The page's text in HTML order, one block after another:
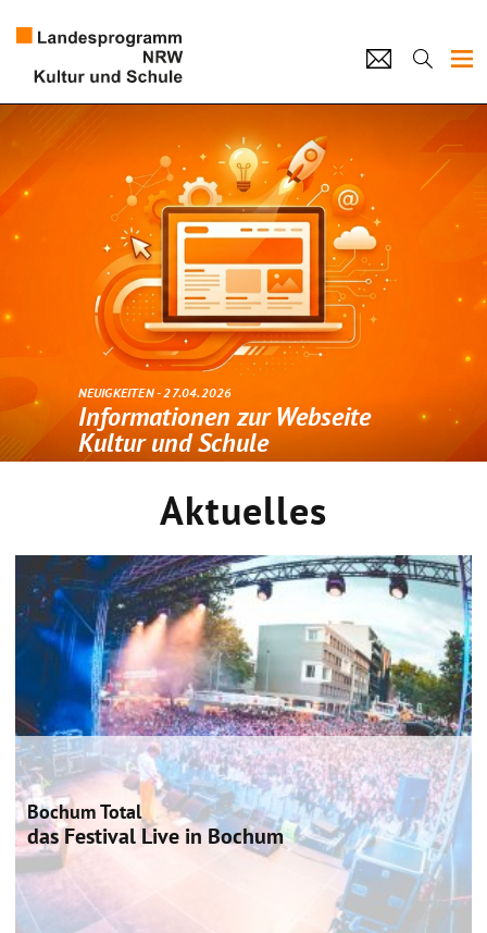
Künstlerpool
Kultur und Schule
Impressum Datenschutz Kontakt
NEUIGKEITEN - 27.04.2026
Informationen zur Webseite
Kultur und Schule
Aktuelles
Bochum Total
das Festival Live in Bochum